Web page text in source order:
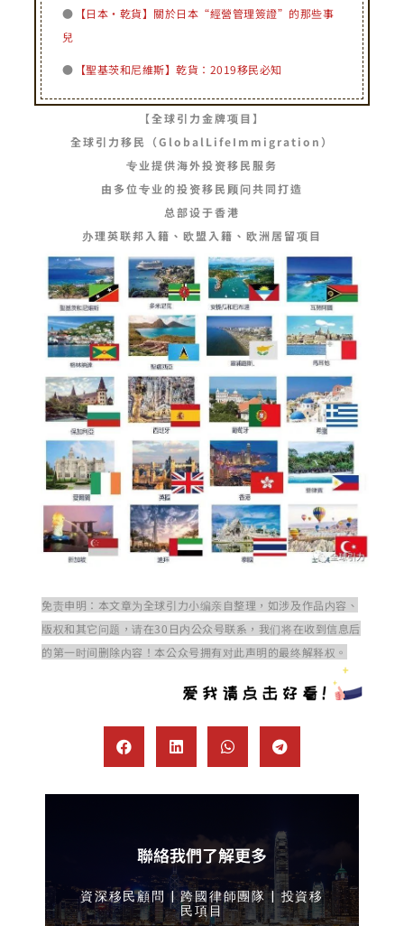
● 【日本·乾貨】關於日本“經營管理簽證”的那些事
兒
● 【聖基茨和尼維斯】乾貨： 2019移民必知
【全球引力金牌项目】
全球引力移民（GlobalLifeImmigration）
专业提供海外投资移民服务
由多位专业的投资移民顾问共同打造
总部设于香港
办理英联邦入籍、欧盟入籍、欧洲居留项目
免责申明：本文章为全球引力小编亲自整理，如涉及作品内容、
版权和其它问题，请在30日内公众号联系，我们将在收到信息后
的第一时间删除内容！本公众号拥有对此声明的最终解释权。
聯絡我們了解更多
資深移民顧問 | 跨國律師團隊 | 投資移
民項目